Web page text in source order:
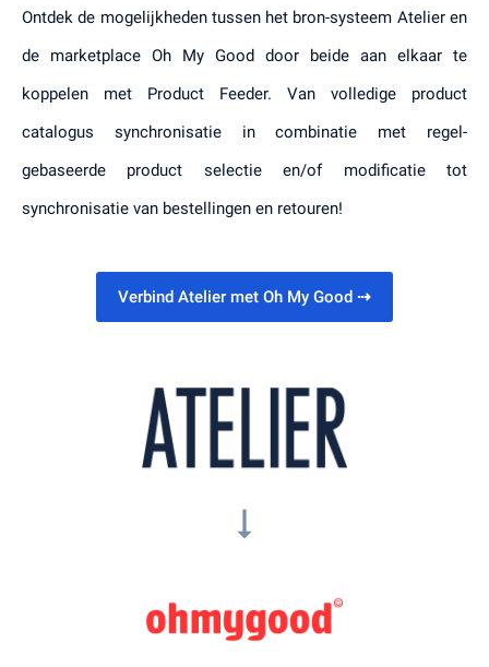
Ontdek de mogelijkheden tussen het bron-systeem Atelier en
de marketplace Oh My Good door beide aan elkaar te
koppelen met Product Feeder. Van volledige product
catalogus synchronisatie in combinatie met regel-
gebaseerde product selectie en/of modificatie tot
synchronisatie van bestellingen en retouren!
Verbind Atelier met Oh My Good ⇢
arrow_right_alt